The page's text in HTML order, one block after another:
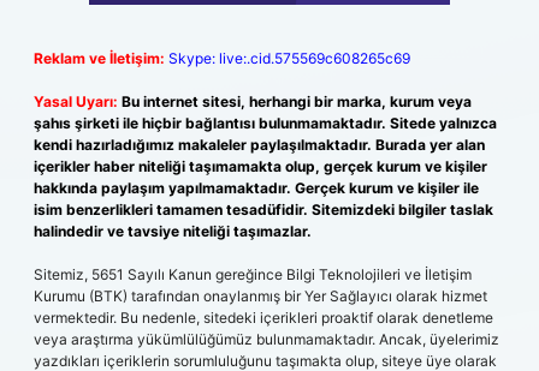
Reklam ve İletişim: Skype: live:.cid.575569c608265c69
Yasal Uyarı: Bu internet sitesi, herhangi bir marka, kurum veya
şahıs şirketi ile hiçbir bağlantısı bulunmamaktadır. Sitede yalnızca
kendi hazırladığımız makaleler paylaşılmaktadır. Burada yer alan
içerikler haber niteliği taşımamakta olup, gerçek kurum ve kişiler
hakkında paylaşım yapılmamaktadır. Gerçek kurum ve kişiler ile
isim benzerlikleri tamamen tesadüfidir. Sitemizdeki bilgiler taslak
halindedir ve tavsiye niteliği taşımazlar.
Sitemiz, 5651 Sayılı Kanun gereğince Bilgi Teknolojileri ve İletişim
Kurumu (BTK) tarafından onaylanmış bir Yer Sağlayıcı olarak hizmet
vermektedir. Bu nedenle, sitedeki içerikleri proaktif olarak denetleme
veya araştırma yükümlülüğümüz bulunmamaktadır. Ancak, üyelerimiz
yazdıkları içeriklerin sorumluluğunu taşımakta olup, siteye üye olarak